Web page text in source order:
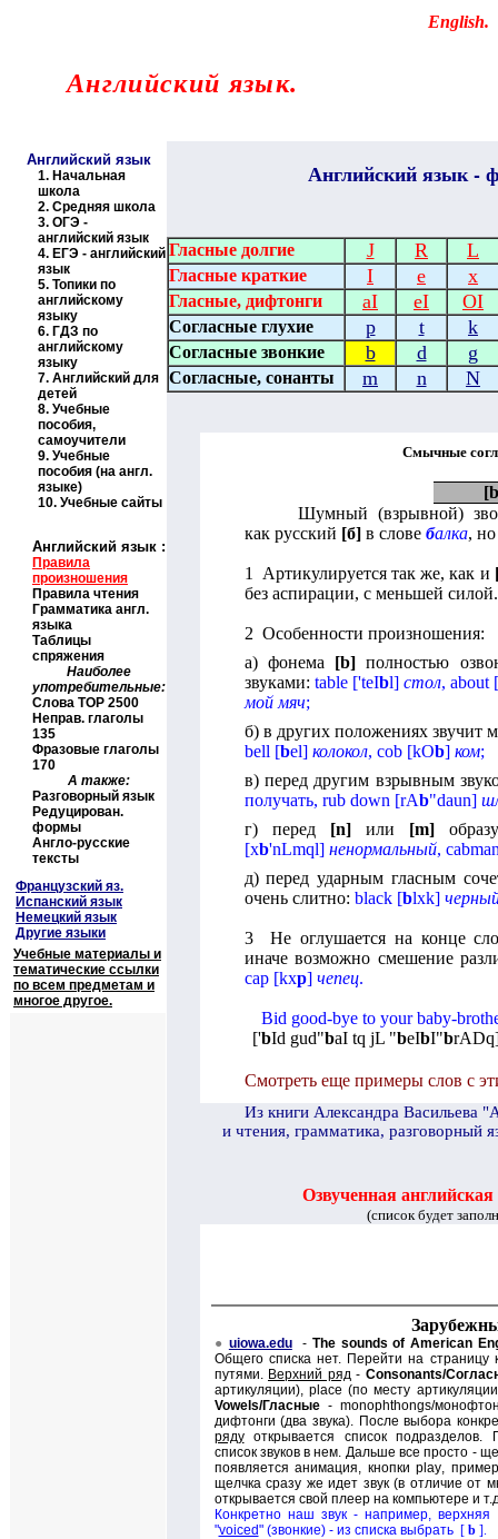
English.
Английский язык.
Английский язык
1. Начальная
школа
2. Средняя школа
3. ОГЭ -
английский язык
4. ЕГЭ - английский
язык
5. Топики по
английскому
языку
6. ГДЗ по
английскому
языку
7. Английский для
детей
8. Учебные
пособия,
самоучители
9. Учебные
пособия (на англ.
языке)
10. Учебные сайты
Английскийязык -
Гласные долгие J R L
Гласные краткие I e x
Гласные, дифтонги aI eI OI
Согласные глухие p t k
Согласные звонкие b d g
Согласные, сонанты m n N
Смычные
[b
Шумный (взрывной)
как русский [б]в слове балка, но
1 Артикулируется так же, как и
без аспирации, с меньшей силой.
2 Особенности произношения:
а) фонема [b] полностью
звуками: table['teIbl] стол, about[
мой мяч;
б) в других положениях звучит
bell [bel] колокол, cob[kOb] ком;
в) перед другим взрывным
получать, rub down [rAb"daun]
г) перед [n]или [m]
[xb'nLmql] ненормальный,
д) перед ударным гласным
очень слитно: black[blxk]
3 Не оглушается на конце
иначе возможно смешение
cap[kxp] чепец.
Bid good-bye to your baby-
['bId gud"baI tq jL "beIbI"brADq
Смотреть еще примеры слов с
Из книги Александра Васильева
и чтения, грамматика, разговорный
Озвученная
(список будет
● uiowa.edu- The sounds of American
Общего списка нет. Перейти на страницу
путями. Верхний ряд- Consonants/
артикуляции), place (по месту
Vowels/Гласные-monophthongs/
дифтонги (два звука). После выбора
рядуоткрывается список подразделов.
список звуков в нем. Дальше все просто -
появляется анимация, кнопкиplay,
щелчка сразу же идет звук (в отличие от
открывается свой плеер на компьютере и
Конкретно наш звук - например,
"voiced" (звонкие) - из списка выбрать [ b ].
Английский язык :
Правила
произношения
Правила чтения
Грамматика англ.
языка
Таблицы
спряжения
Наиболее
употребительные:
Слова TOP 2500
Неправ. глаголы
135
Фразовые глаголы
170
А также:
Разговорный язык
Редуцирован.
формы
Англо-русские
тексты
Французский яз.
Испанский язык
Немецкий язык
Другие языки
Учебные материалы и
тематические ссылки
по всем предметам и
многое другое.